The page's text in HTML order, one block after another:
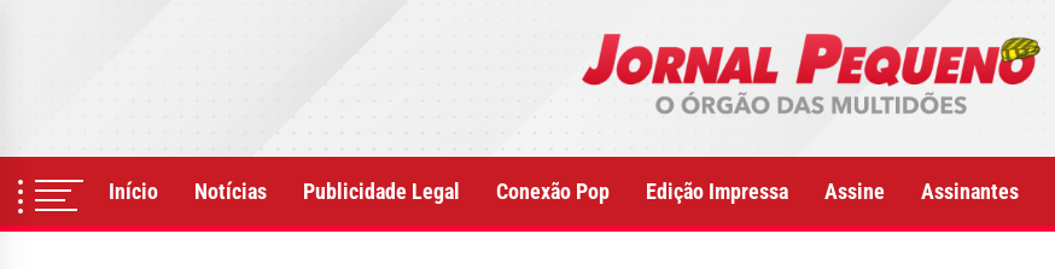
Início Notícias Publicidade Legal Conexão Pop Edição Impressa Assine Assinantes